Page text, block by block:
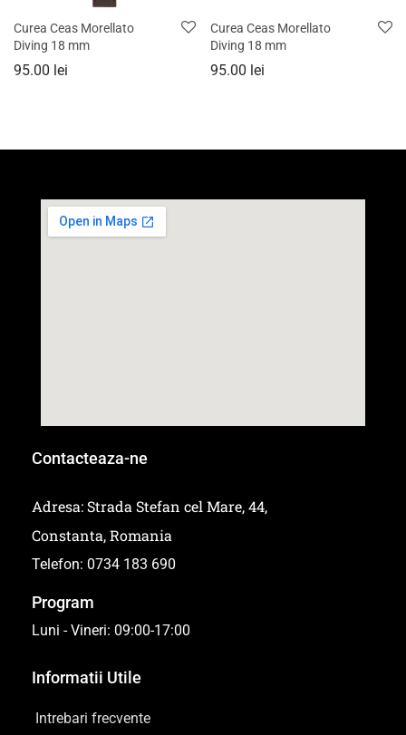
Curea Ceas Morellato
Diving 18 mm
95.00 lei
Curea Ceas Morellato
Diving 18 mm
95.00 lei
Contacteaza-ne
Adresa: Strada Stefan cel Mare, 44,
Constanta, Romania
Telefon: 0734 183 690
Program
Luni - Vineri: 09:00-17:00
Informatii Utile
Intrebari frecvente